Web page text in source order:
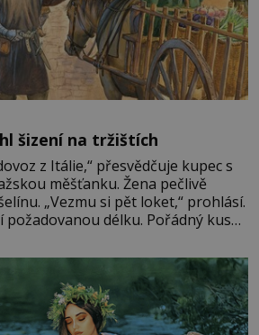
šizení na tržištích
z Itálie,“ přesvědčuje kupec s
měšťanku. Žena pečlivě
„Vezmu si pět loket,“ prohlásí.
požadovanou délku. Pořádný kus
na sukni,“ zhodnotí švadlena
„Ošidili vás, podívejte.“